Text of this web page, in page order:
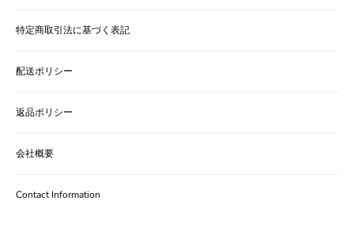
特定商取引法に基づく表記
配送ポリシー
返品ポリシー
会社概要
Contact Information